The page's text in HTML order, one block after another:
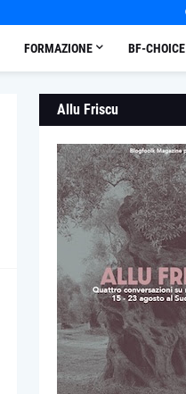
FORMAZIONE BF-CHOICE
Allu Friscu